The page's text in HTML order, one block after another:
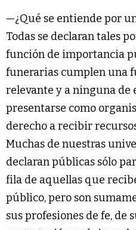
—¿Qué se entiende por
Todas se declaran tales
función de importancia
funerarias cumplen una
relevante y a ninguna de
presentarse como
derecho a recibir
Muchas de nuestras
declaran públicas sólo
fila de aquellas que
público, pero son
sus profesiones de fe, de